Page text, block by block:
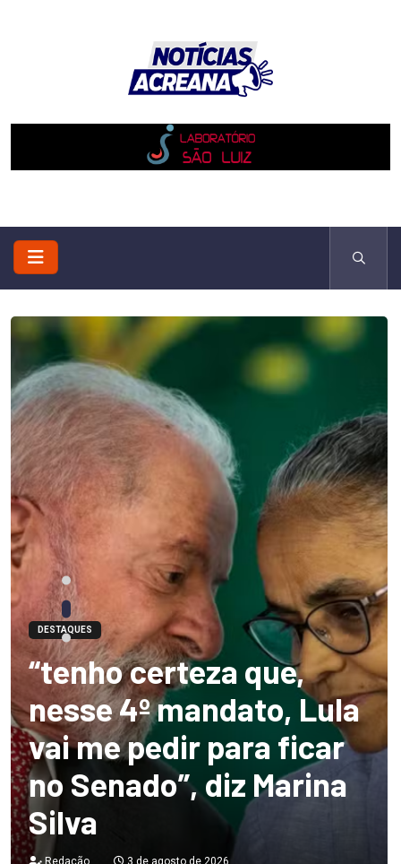
DESTAQUES
“tenho certeza que,
nesse 4º mandato, Lula
vai me pedir para ficar
no Senado”, diz Marina
Silva
Redação 3 de agosto de 2026